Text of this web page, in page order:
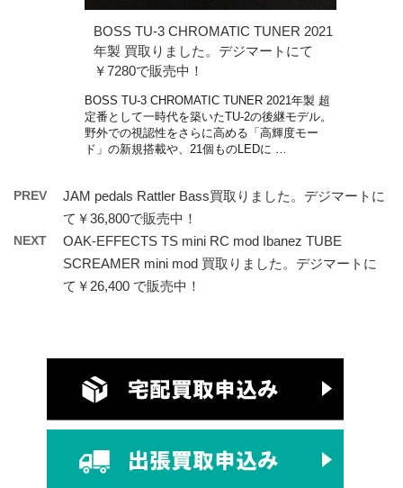
BOSS TU-3 CHROMATIC TUNER 2021
年製 買取りました。デジマートにて
￥7280で販売中！
BOSS TU-3 CHROMATIC TUNER 2021年製 超
定番として一時代を築いたTU-2の後継モデル。
野外での視認性をさらに高める「高輝度モー
ド」の新規搭載や、21個ものLEDに …
PREV
JAM pedals Rattler Bass買取りました。デジマートに
て￥36,800で販売中！
NEXT
OAK-EFFECTS TS mini RC mod Ibanez TUBE
SCREAMER mini mod 買取りました。デジマートに
て￥26,400 で販売中！